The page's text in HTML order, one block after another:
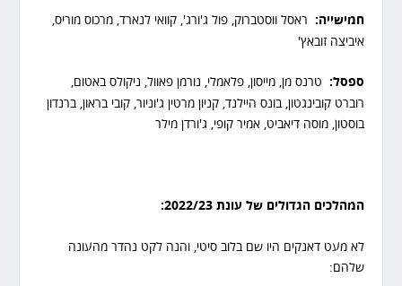
חמישייה: ראסל ווסטברוק, פול ג'ורג', קוואי לנארד, מרכוס מוריס,
איביצה זובאץ'
ספסל: טרנס מן, מייסון, פלאמלי, נורמן פאוול, ניקולס באטום,
רוברט קובינגטון, בונס היילנד, קניון מרטין ג'וניור, קובי בראון, ברנדון
בוסטון, מוסה דיאביט, אמיר קופי, ג'ורדן מילר
המהלכים הגדולים של עונת 2022/23 :
לא מעט דאנקים היו שם בלוב סיטי, והנה לקט נהדר מהעונה
שלהם: